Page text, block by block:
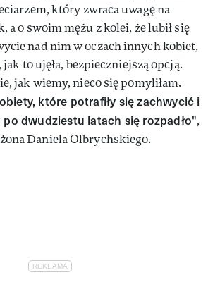
który zwraca uwagę na
a o swoim mężu z kolei, że lubił się
nad nim w oczach innych kobiet,
jak to ujęła, bezpieczniejszą opcją.
jak wiemy, nieco się pomyliłam.
które potrafiły się zachwycić i
po dwudziestu latach się rozpadło",
Daniela Olbrychskiego.